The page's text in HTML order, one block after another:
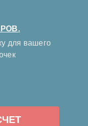
для вашего